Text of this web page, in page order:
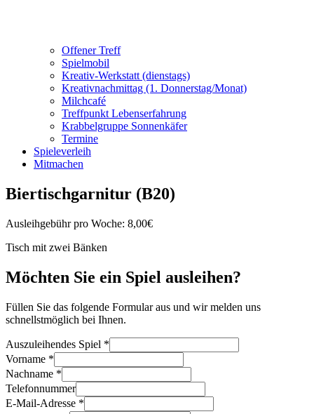
Offener Treff
Spielmobil
Kreativ-Werkstatt (dienstags)
Kreativnachmittag (1. Donnerstag/Monat)
Milchcafé
Treffpunkt Lebenserfahrung
Krabbelgruppe Sonnenkäfer
Termine
Spieleverleih
Mitmachen
Biertischgarnitur (B20)
Ausleihgebühr pro Woche: 8,00€
Tisch mit zwei Bänken
Möchten Sie ein Spiel ausleihen?
Füllen Sie das folgende Formular aus und wir melden uns
schnellstmöglich bei Ihnen.
Auszuleihendes Spiel *
Vorname *
Nachname *
Telefonnummer
E-Mail-Adresse *